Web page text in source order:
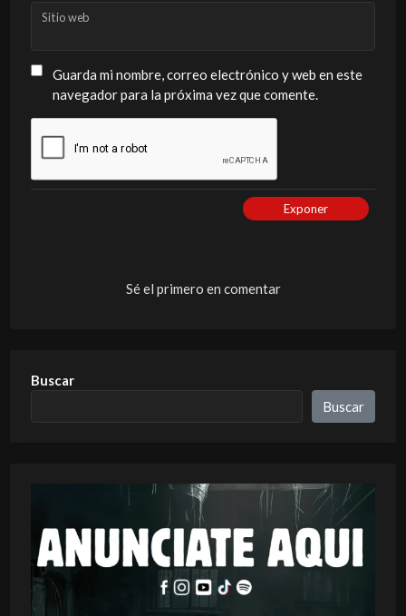
Sitio web
Guarda mi nombre, correo electrónico y web en este
navegador para la próxima vez que comente.
Exponer
Sé el primero en comentar
Buscar
Buscar